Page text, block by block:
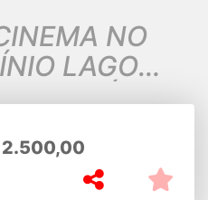
NO
LAGO
SP
2.500,00